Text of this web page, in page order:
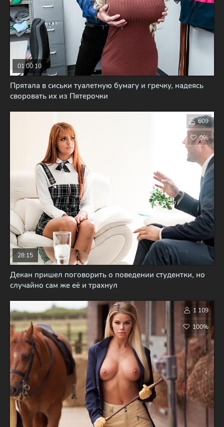
Прятала в сиськи туалетную бумагу и гречку, надеясь
своровать их из Пятерочки
01:00:10
Декан пришел поговорить о поведении студентки, но
случайно сам же её и трахнул
28:15
609
0%
1 109
100%